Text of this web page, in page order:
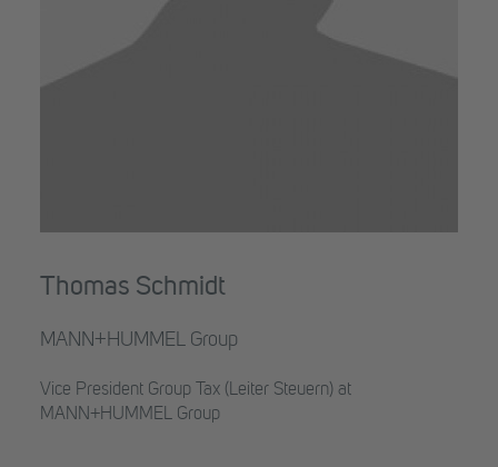
Thomas Schmidt
MANN+HUMMEL Group
Vice President Group Tax (Leiter Steuern) at
MANN+HUMMEL Group